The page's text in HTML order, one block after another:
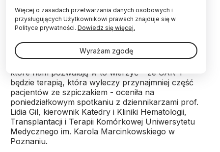
- Postęp w leczeniu szpiczaka plazmocytowego
pozwala nam na wydłużenie przeżycia pacjentów.
Nie potrafimy jeszcze tej choroby wyleczyć. (…) Ale
które nam pozwalają w to wierzyć – że CAR-T
będzie terapią, która wyleczy przynajmniej część
pacjentów ze szpiczakiem - oceniła na
poniedziałkowym spotkaniu z dziennikarzami prof.
Lidia Gil, kierownik Katedry i Kliniki Hematologii,
Transplantacji i Terapii Komórkowej Uniwersytetu
Medycznego im. Karola Marcinkowskiego w
Poznaniu.
Więcej o zasadach przetwarzania danych osobowych i
przysługujących Użytkownikowi prawach znajduje się w
Polityce prywatności. Dowiedz się więcej.
Wyrażam zgodę